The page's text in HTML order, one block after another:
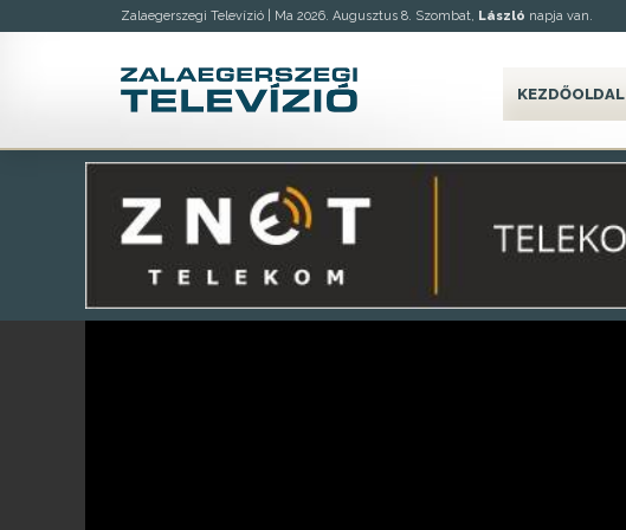
Zalaegerszegi Televízió | Ma 2026. Augusztus 8. Szombat, László napja van.
KEZDŐOLDAL